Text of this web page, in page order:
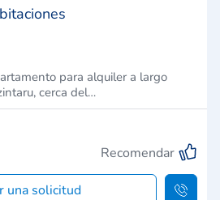
para alquiler a largo
cerca del…
Recomendar
una solicitud